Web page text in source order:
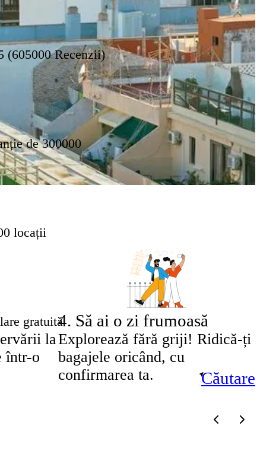
(605000 Recenzii)
de 300000
locații
gratuită
Căutare
la
într-o
4. Să ai o zi frumoasă
Explorează fără griji! Ridică-ți
bagajele oricând, cu
confirmarea ta.